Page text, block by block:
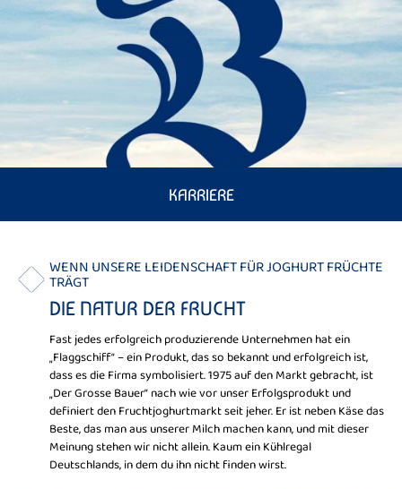
KARRIERE
WENN UNSERE LEIDENSCHAFT FÜR JOGHURT FRÜCHTE
TRÄGT
DIE NATUR DER FRUCHT
Fast jedes erfolgreich produzierende Unternehmen hat ein
„Flaggschiff“ – ein Produkt, das so bekannt und erfolgreich ist,
dass es die Firma symbolisiert. 1975 auf den Markt gebracht, ist
„Der Grosse Bauer“ nach wie vor unser Erfolgsprodukt und
definiert den Fruchtjoghurtmarkt seit jeher. Er ist neben Käse das
Beste, das man aus unserer Milch machen kann, und mit dieser
Meinung stehen wir nicht allein. Kaum ein Kühlregal
Deutschlands, in dem du ihn nicht finden wirst.